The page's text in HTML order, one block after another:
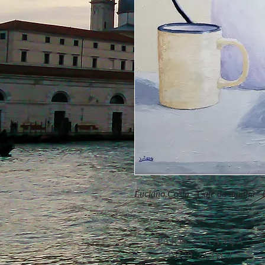
Luciano Costa - Cafe da manhã -
PARIS - FRANÇA
19-20-21 OUT